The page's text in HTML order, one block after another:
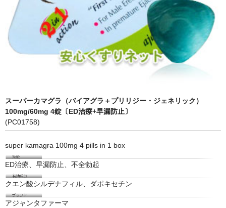
スーパーカマグラ（バイアグラ＋プリリジー・ジェネリック）
100mg/60mg 4錠〔ED治療+早漏防止〕
(PC01758)
super kamagra 100mg 4 pills in 1 box
ED治療、早漏防止、不全勃起
クエン酸シルデナフィル、ダポキセチン
アジャンタファーマ